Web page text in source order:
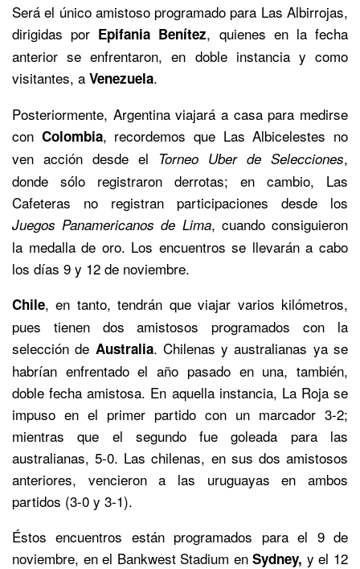
Será el único amistoso programado para Las Albirrojas,
dirigidas por Epifania Benítez, quienes en la fecha
anterior se enfrentaron, en doble instancia y como
visitantes, a Venezuela.
Posteriormente, Argentina viajará a casa para medirse
con Colombia, recordemos que Las Albicelestes no
ven acción desde el
Torneo Uber de Selecciones,
donde sólo registraron derrotas; en cambio, Las
Cafeteras no registran participaciones desde los
Juegos Panamericanos de Lima, cuando consiguieron
la medalla de oro. Los encuentros se llevarán a cabo
los días 9 y 12 de noviembre.
Chile, en tanto, tendrán que viajar varios kilómetros,
pues tienen dos amistosos programados con la
selección de Australia. Chilenas y australianas ya se
habrían enfrentado el año pasado en una, también,
doble fecha amistosa. En aquella instancia, La Roja se
impuso en el primer partido con un marcador 3-2;
mientras que el segundo fue goleada para las
australianas, 5-0. Las chilenas, en sus dos amistosos
anteriores, vencieron a las uruguayas en ambos
partidos (3-0 y 3-1).
Éstos encuentros están programados para el 9 de
noviembre, en el Bankwest Stadium enSydney, y el 12